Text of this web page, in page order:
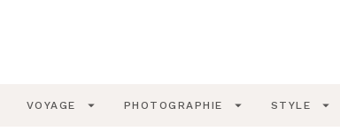
VOYAGE arrow_drop_down PHOTOGRAPHIE arrow_drop_down STYLE arrow_drop_down